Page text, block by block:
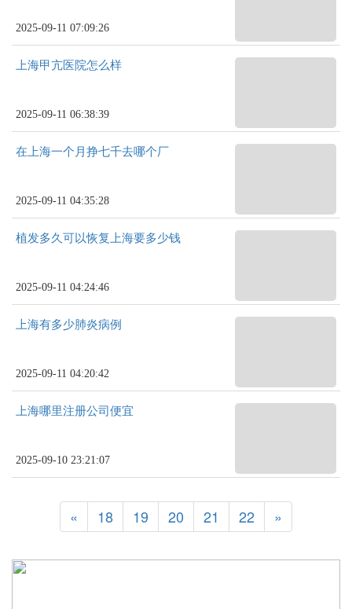
2025-09-11 07:09:26
上海甲亢医院怎么样
2025-09-11 06:38:39
在上海一个月挣七千去哪个厂
2025-09-11 04:35:28
植发多久可以恢复上海要多少钱
2025-09-11 04:24:46
上海有多少肺炎病例
2025-09-11 04:20:42
上海哪里注册公司便宜
2025-09-10 23:21:07
« 18 19 20 21 22 »